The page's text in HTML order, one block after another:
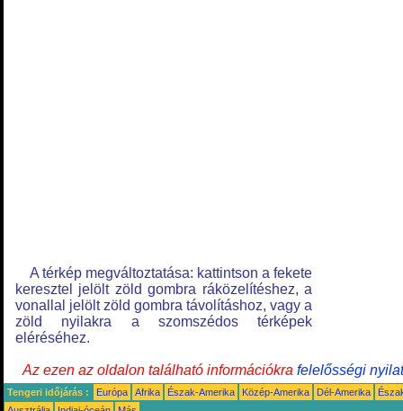
A térkép megváltoztatása: kattintson a fekete
keresztel jelölt zöld gombra ráközelítéshez, a
vonallal jelölt zöld gombra távolításhoz, vagy a
zöld nyilakra a szomszédos térképek
eléréséhez.
Az ezen az oldalon található információkra felelősségi
Tengeri időjárás : Európa Afrika Észak-Amerika Közép-Amerika Dél-Amerika